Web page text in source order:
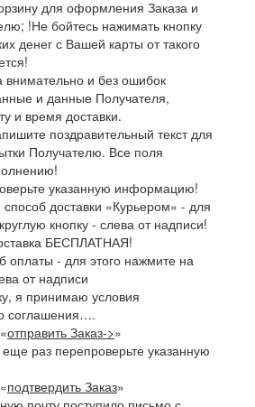
для оформления Заказа и
!Не бойтесь нажимать кнопку
денег с Вашей карты от такого
внимательно и без ошибок
и данные Получателя,
и время доставки.
поздравительный текст для
Получателю. Все поля
указанную информацию!
доставки «Курьером» - для
кнопку - слева от надписи!
БЕСПЛАТНАЯ!
оплаты - для этого нажмите на
от надписи
я принимаю условия
соглашения….
отправить Заказ->»
раз перепроверьте указанную
подтвердить Заказ»